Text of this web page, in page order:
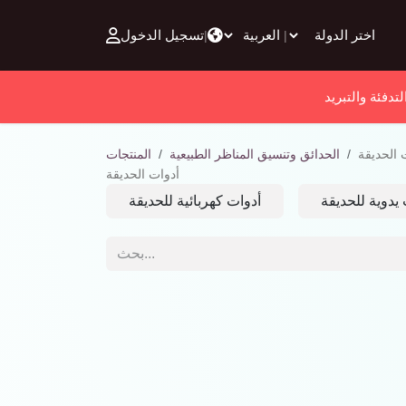
|
|تسجيل الدخول
والتبريد
المنتجات الحدائق وتنسيق المناظر الطبيعية
الحديقة
أدوات الحديقة
أدوات كهربائية للحديقة يدوية للحديقة